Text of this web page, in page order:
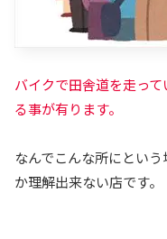
バイクで田舎道を走っ
る事が有ります。
なんでこんな所にとい
か理解出来ない店です。